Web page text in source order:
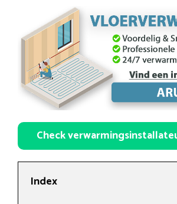
Check
Index